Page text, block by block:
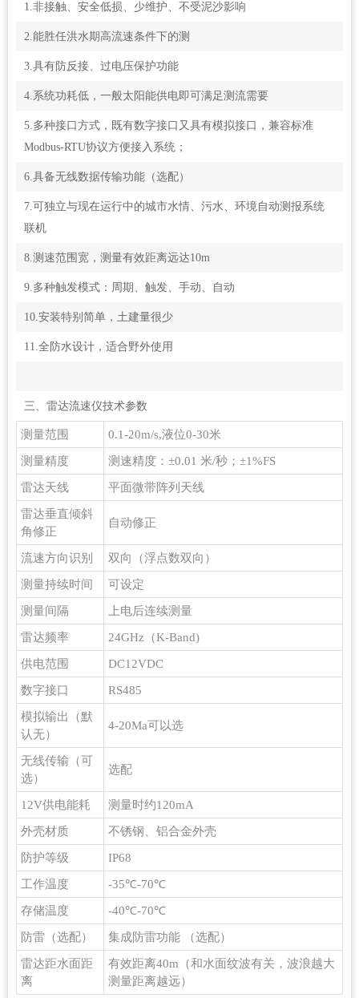
1.非接触、安全低损、少维护、不受泥沙影响
2.能胜任洪水期高流速条件下的测
3.具有防反接、过电压保护功能
4.系统功耗低，一般太阳能供电即可满足测流需要
5.多种接口方式，既有数字接口又具有模拟接口，兼容标准
Modbus-RTU协议方便接入系统；
6.具备无线数据传输功能（选配）
7.可独立与现在运行中的城市水情、污水、环境自动测报系统
联机
8.测速范围宽，测量有效距离远达10m
9.多种触发模式：周期、触发、手动、自动
10.安装特别简单，土建量很少
11.全防水设计，适合野外使用
三、雷达流速仪技术参数
测量范围 0.1-20m/s,液位0-30米
测量精度 测速精度：±0.01 米/秒；±1%FS
雷达天线 平面微带阵列天线
雷达垂直倾斜
角修正
自动修正
流速方向识别 双向（浮点数双向）
测量持续时间 可设定
测量间隔 上电后连续测量
雷达频率 24GHz（K-Band)
供电范围 DC12VDC
数字接口 RS485
模拟输出（默
认无）
4-20Ma可以选
无线传输（可
选）
选配
12V供电能耗 测量时约120mA
外壳材质 不锈钢、铝合金外壳
防护等级 IP68
工作温度 -35℃-70℃
存储温度 -40℃-70℃
防雷（选配） 集成防雷功能 （选配）
雷达距水面距
离
有效距离40m（和水面纹波有关，波浪越大
测量距离越远）